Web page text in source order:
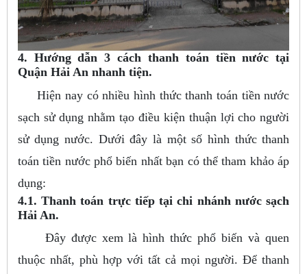
4. Hướng dẫn 3 cách thanh toán tiền nước tại
Quận Hải An nhanh tiện.
Hiện nay có nhiều hình thức thanh toán tiền nước
sạch sử dụng nhằm tạo điều kiện thuận lợi cho người
sử dụng nước. Dưới đây là một số hình thức thanh
toán tiền nước phổ biến nhất bạn có thể tham khảo áp
dụng:
4.1. Thanh toán trực tiếp tại chi nhánh nước sạch
Hải An.
Đây được xem là hình thức phổ biến và quen
thuộc nhất, phù hợp với tất cả mọi người. Để thanh